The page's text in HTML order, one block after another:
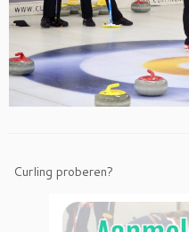
Curling proberen?